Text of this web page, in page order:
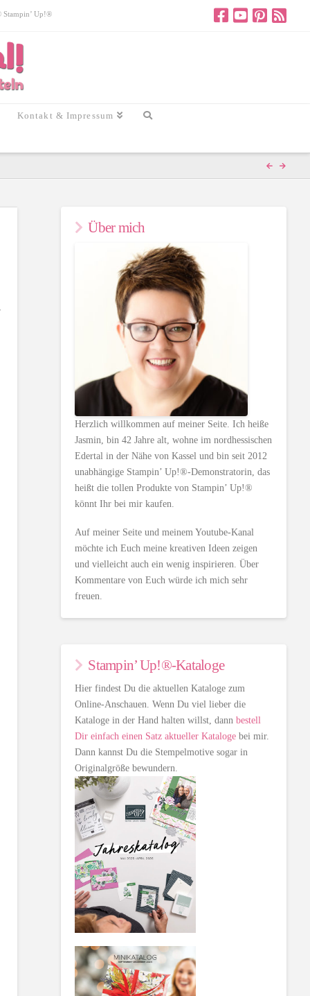
Stampin’ Up!®
Kontakt & Impressum
Über mich
Herzlich willkommen auf meiner Seite. Ich heiße
Jasmin, bin 42 Jahre alt, wohne im nordhessischen
Edertal in der Nähe von Kassel und bin seit 2012
unabhängige Stampin’ Up!®-Demonstratorin, das
heißt die tollen Produkte von Stampin’ Up!®
könnt Ihr bei mir kaufen.
Auf meiner Seite und meinem Youtube-Kanal
möchte ich Euch meine kreativen Ideen zeigen
und vielleicht auch ein wenig inspirieren. Über
Kommentare von Euch würde ich mich sehr
freuen.
Stampin’ Up!®-Kataloge
Hier findest Du die aktuellen Kataloge zum
Online-Anschauen. Wenn Du viel lieber die
Kataloge in der Hand halten willst, dannbestell
Dir einfach einen Satz aktueller Kataloge bei mir.
Dann kannst Du die Stempelmotive sogar in
Originalgröße bewundern.